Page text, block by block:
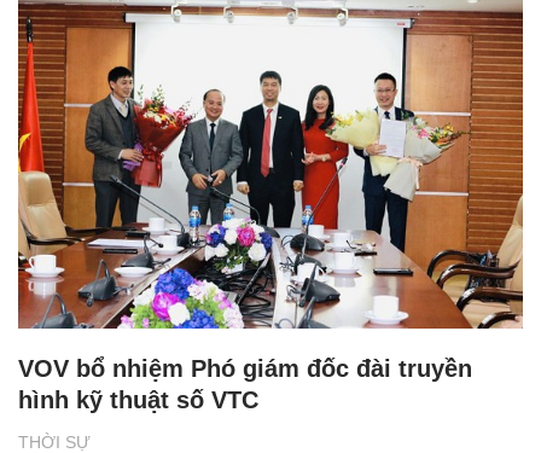
THỜI SỰ
VOV bổ nhiệm Phó giám đốc đài truyền
hình kỹ thuật số VTC